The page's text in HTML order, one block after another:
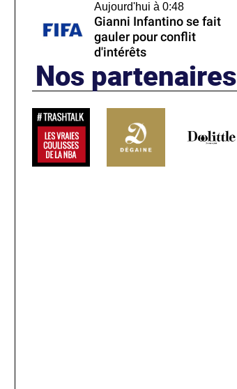
Aujourd'hui à 0:48
Gianni Infantino se fait
gauler pour conflit
d'intérêts
Nos partenaires